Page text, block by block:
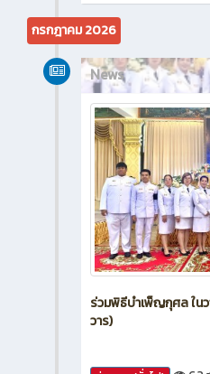
กรกฎาคม 2026
News
ร่วมพิธีบำเพ็ญกุศล ใ
วาร)